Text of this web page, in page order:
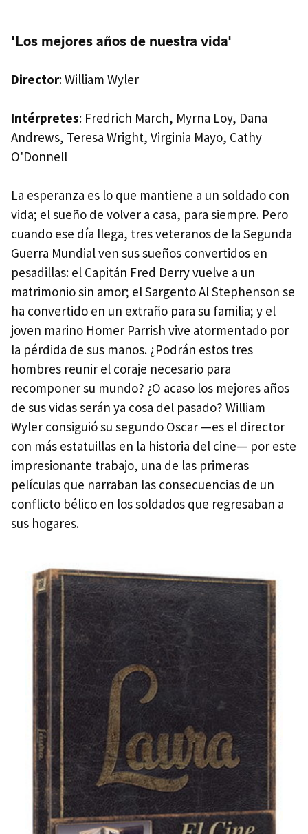
'Los mejores años de nuestra vida'
Director: William Wyler
Intérpretes: Fredrich March, Myrna Loy, Dana
Andrews, Teresa Wright, Virginia Mayo, Cathy
O'Donnell
La esperanza es lo que mantiene a un soldado con
vida; el sueño de volver a casa, para siempre. Pero
cuando ese día llega, tres veteranos de la Segunda
Guerra Mundial ven sus sueños convertidos en
pesadillas: el Capitán Fred Derry vuelve a un
matrimonio sin amor; el Sargento Al Stephenson se
ha convertido en un extraño para su familia; y el
joven marino Homer Parrish vive atormentado por
la pérdida de sus manos. ¿Podrán estos tres
hombres reunir el coraje necesario para
recomponer su mundo? ¿O acaso los mejores años
de sus vidas serán ya cosa del pasado? William
Wyler consiguió su segundo Oscar —es el director
con más estatuillas en la historia del cine— por este
impresionante trabajo, una de las primeras
películas que narraban las consecuencias de un
conflicto bélico en los soldados que regresaban a
sus hogares.